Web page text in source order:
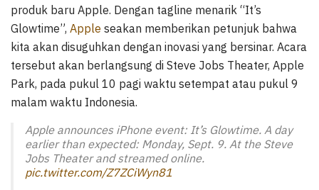
produk baru Apple. Dengan tagline menarik “It’s
Glowtime”, Apple seakan memberikan petunjuk bahwa
kita akan disuguhkan dengan inovasi yang bersinar. Acara
tersebut akan berlangsung di Steve Jobs Theater, Apple
Park, pada pukul 10 pagi waktu setempat atau pukul 9
malam waktu Indonesia.
Apple announces iPhone event: It’s Glowtime. A day
earlier than expected: Monday, Sept. 9. At the Steve
Jobs Theater and streamed online.
pic.twitter.com/Z7ZCiWyn81